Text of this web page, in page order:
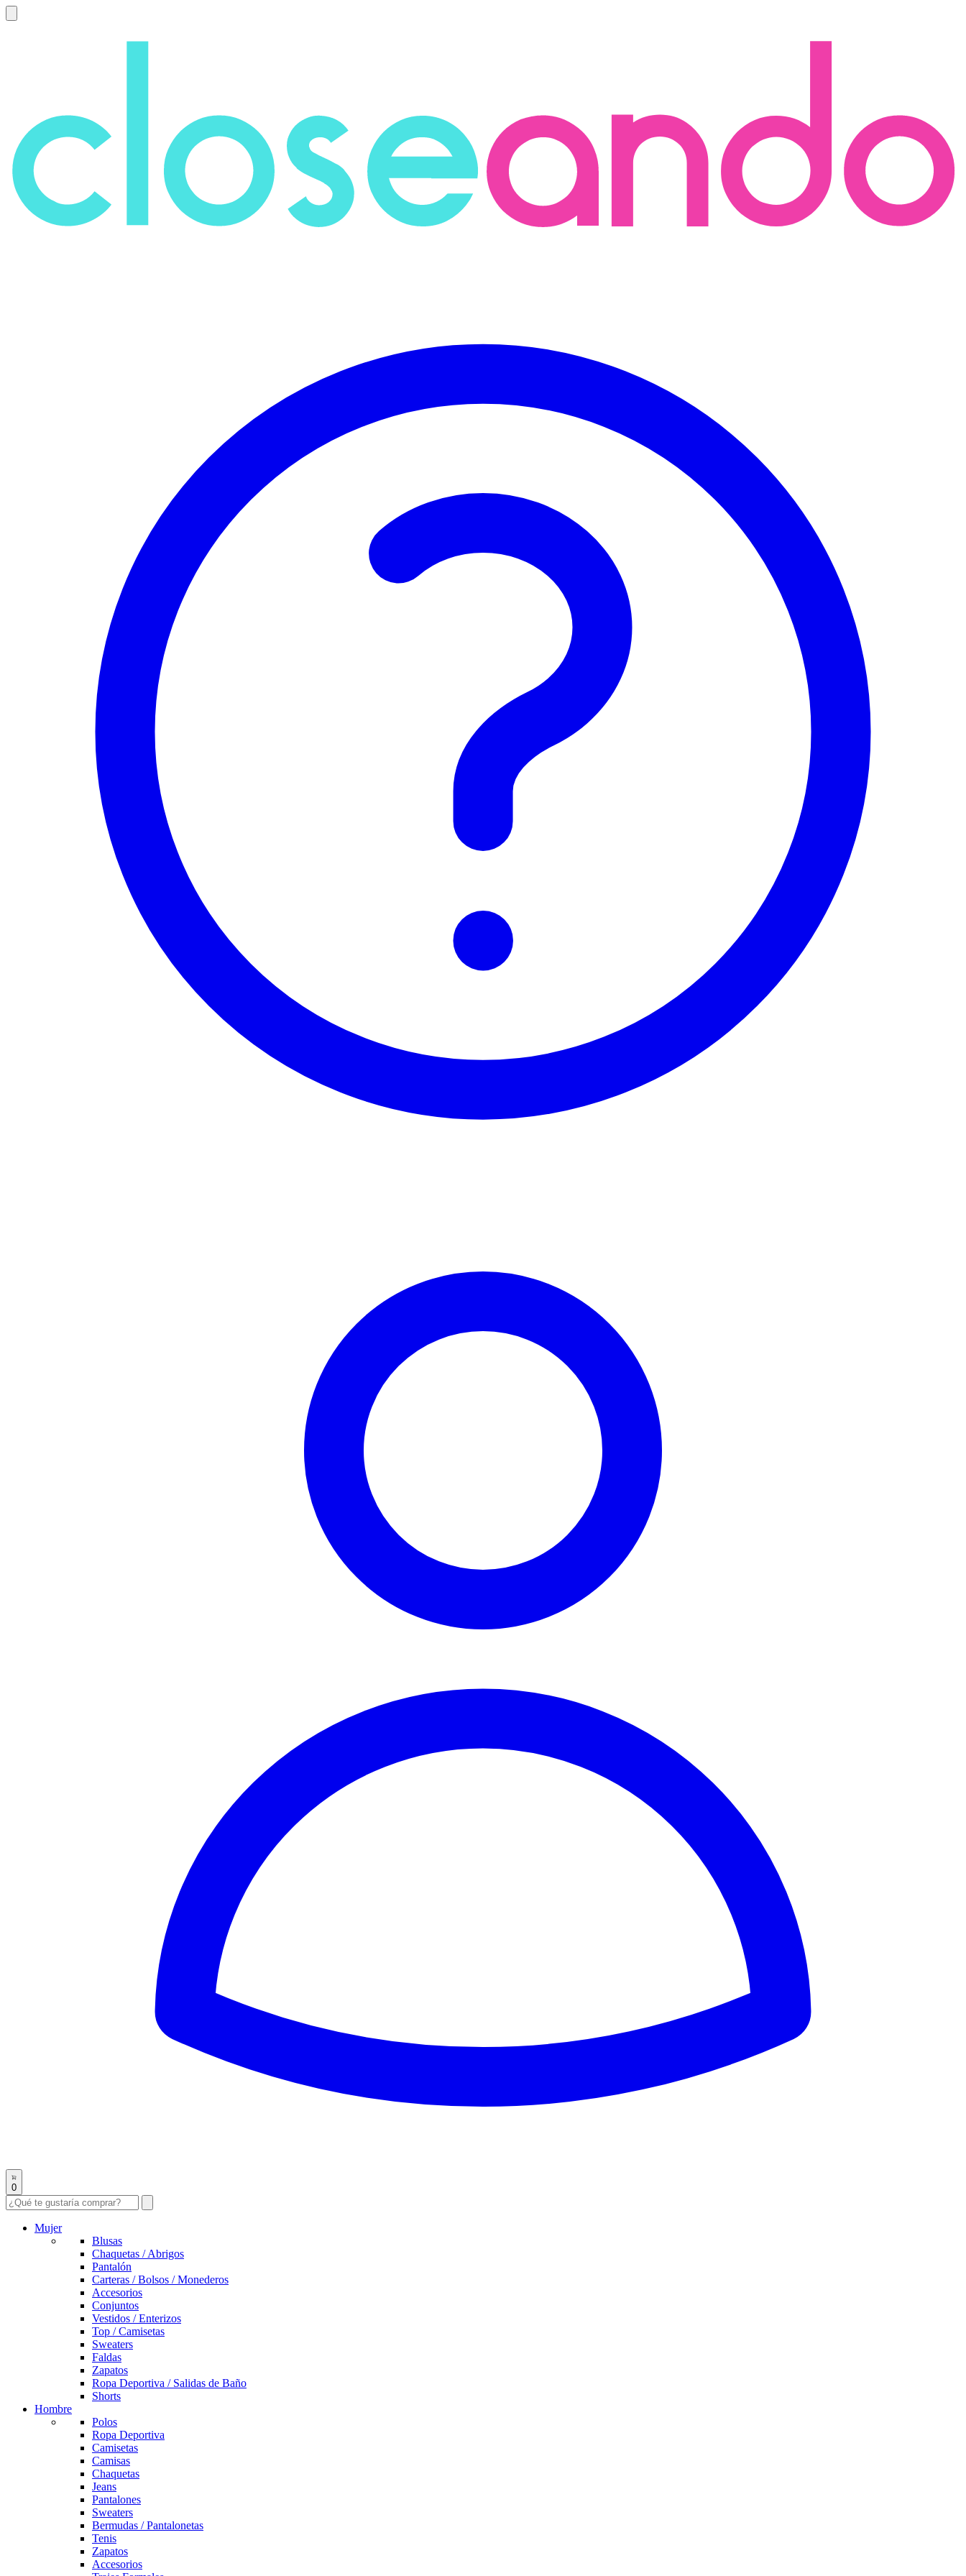
0
Mujer
Blusas
Chaquetas / Abrigos
Pantalón
Carteras / Bolsos / Monederos
Accesorios
Conjuntos
Vestidos / Enterizos
Top / Camisetas
Sweaters
Faldas
Zapatos
Ropa Deportiva / Salidas de Baño
Shorts
Hombre
Polos
Ropa Deportiva
Camisetas
Camisas
Chaquetas
Jeans
Pantalones
Sweaters
Bermudas / Pantalonetas
Tenis
Zapatos
Accesorios